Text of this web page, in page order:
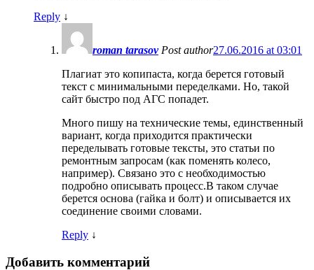
Reply ↓
roman tarasov Post author27.06.2016 at 03:01
Плагиат это копипаста, когда берется готовый
текст с минимальными переделками. Но, такой
сайт быстро под АГС попадет.
Много пишу на технические темы, единственный
вариант, когда приходится практически
переделывать готовые тексты, это статьи по
ремонтным запросам (как поменять колесо,
например). Связано это с необходимостью
подробно описывать процесс.В таком случае
берется основа (гайка и болт) и описывается их
соединение своими словами.
Reply ↓
Добавить комментарий